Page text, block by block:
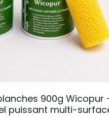
900g Wicopur
puissant multi-